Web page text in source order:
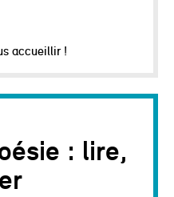
accueillir !
: lire,